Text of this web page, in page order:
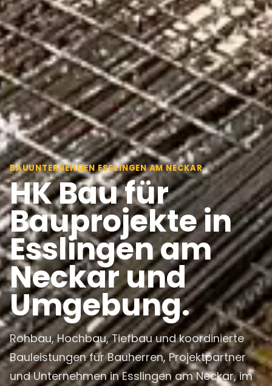
BAUUNTERNEHMEN ESSLINGEN AM NECKAR
HK Bau für
Bauprojekte in
Esslingen am
Neckar und
Umgebung.
Rohbau, Hochbau, Tiefbau und koordinierte
Bauleistungen für Bauherren, Projektpartner
und Unternehmen in Esslingen am Neckar, im